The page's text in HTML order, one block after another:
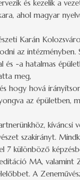
és kezelik a
ahol magyar
Karán
az intézményben.
-a hatalmas
meg,
hogy hová
az épületben,
kíváncsi
szakirányt.
különböző
MA, valamint
A